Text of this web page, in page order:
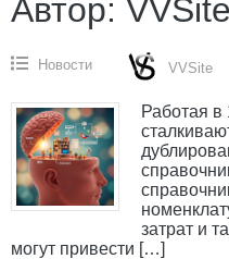
Автор: VVSite
Новости VVSite
Работая в
затрат и
могут привести […]